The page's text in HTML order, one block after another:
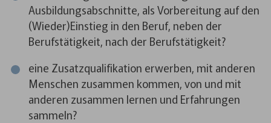
Ausbildungsabschnitte, als Vorbereitung auf den
(Wieder)Einstieg in den Beruf, neben der
Berufstätigkeit, nach der Berufstätigkeit?
eine Zusatzqualifikation erwerben, mit anderen
Menschen zusammen kommen, von und mit
anderen zusammen lernen und Erfahrungen
sammeln?